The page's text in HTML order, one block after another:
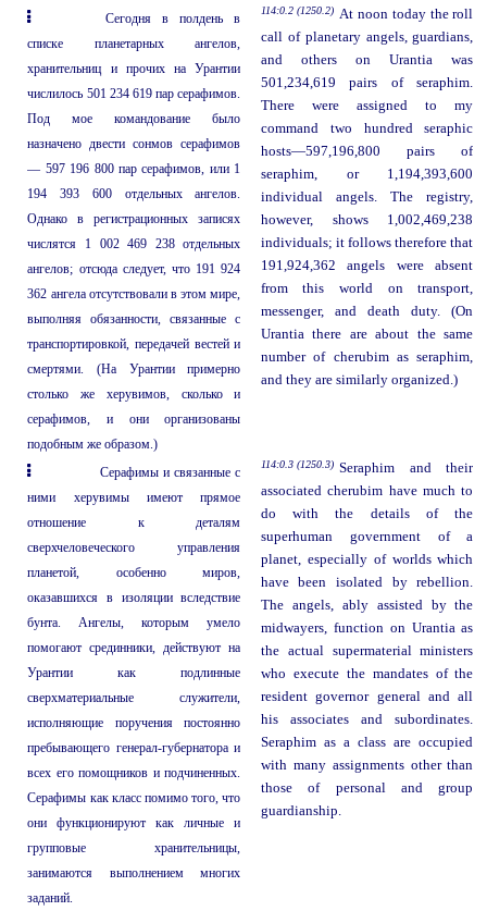
Сегодня в полдень в
списке планетарных ангелов,
хранительниц и прочих на Урантии
числилось 501 234 619 пар серафимов.
Под мое командование было
назначено двести сонмов серафимов
— 597 196 800 пар серафимов, или 1
194 393 600 отдельных ангелов.
Однако в регистрационных записях
числятся 1 002 469 238 отдельных
ангелов; отсюда следует, что 191 924
362 ангела отсутствовали в этом мире,
выполняя обязанности, связанные с
транспортировкой, передачей вестей и
смертями. (На Урантии примерно
столько же херувимов, сколько и
серафимов, и они организованы
подобным же образом.)
114:0.2 (1250.2) At noon today the roll
call of planetary angels, guardians,
and others on Urantia was
501,234,619 pairs of seraphim.
There were assigned to my
command two hundred seraphic
hosts—597,196,800 pairs of
seraphim, or 1,194,393,600
individual angels. The registry,
however, shows 1,002,469,238
individuals; it follows therefore that
191,924,362 angels were absent
from this world on transport,
messenger, and death duty. (On
Urantia there are about the same
number of cherubim as seraphim,
and they are similarly organized.)
Серафимы и связанные с
ними херувимы имеют прямое
отношение к деталям
сверхчеловеческого управления
планетой, особенно миров,
оказавшихся в изоляции вследствие
бунта. Ангелы, которым умело
помогают срединники, действуют на
Урантии как подлинные
сверхматериальные служители,
исполняющие поручения постоянно
пребывающего генерал-губернатора и
всех его помощников и подчиненных.
Серафимы как класс помимо того, что
они функционируют как личные и
групповые хранительницы,
занимаются выполнением многих
заданий.
114:0.3 (1250.3) Seraphim and their
associated cherubim have much to
do with the details of the
superhuman government of a
planet, especially of worlds which
have been isolated by rebellion.
The angels, ably assisted by the
midwayers, function on Urantia as
the actual supermaterial ministers
who execute the mandates of the
resident governor general and all
his associates and subordinates.
Seraphim as a class are occupied
with many assignments other than
those of personal and group
guardianship.